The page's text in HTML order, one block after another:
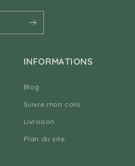
INFORMATIONS
Blog
Suivre mon colis
Livraison
Plan du site